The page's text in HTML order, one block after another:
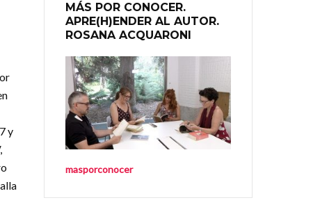
y
MÁS POR CONOCER.
APRE(H)ENDER AL AUTOR.
ROSANA ACQUARONI
masporconocer